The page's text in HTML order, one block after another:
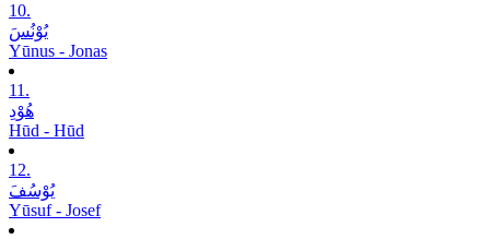
10.
یُوْنُسَ
Yūnus - Jonas
11.
ھُوْدِ
Hūd - Hūd
12.
یُوْسُفَ
Yūsuf - Josef